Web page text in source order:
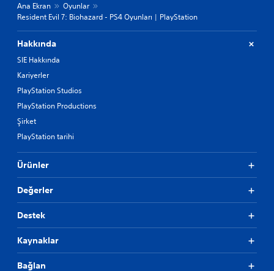
Ana Ekran
Oyunlar
Resident Evil 7: Biohazard - PS4 Oyunları | PlayStation
Hakkında
SIE Hakkında
Kariyerler
PlayStation Studios
PlayStation Productions
Şirket
PlayStation tarihi
Ürünler
Değerler
Destek
Kaynaklar
Bağlan